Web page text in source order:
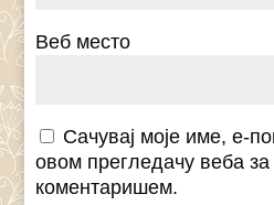
Веб место
Сачувај моје име, е-
овом прегледачу веба
коментаришем.